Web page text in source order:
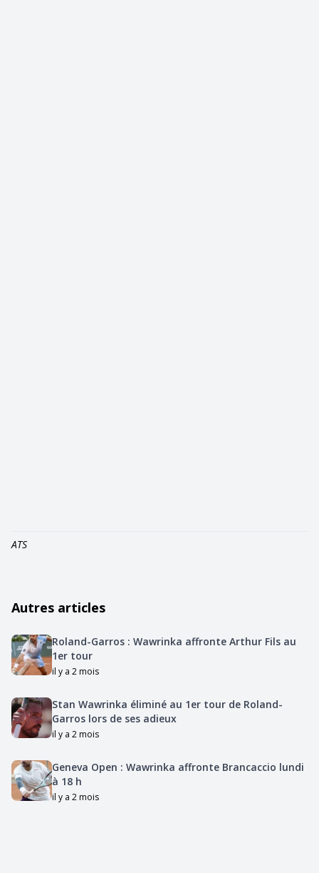
ATS
Autres articles
Roland-Garros : Wawrinka affronte Arthur Fils au
1er tour
il y a 2 mois
Stan Wawrinka éliminé au 1er tour de Roland-
Garros lors de ses adieux
il y a 2 mois
Geneva Open : Wawrinka affronte Brancaccio lundi
à 18 h
il y a 2 mois